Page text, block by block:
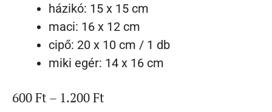
házikó: 15 x 15 cm
maci: 16 x 12 cm
cipő: 20 x 10 cm / 1 db
miki egér: 14 x 16 cm
600Ft– 1.200Ft